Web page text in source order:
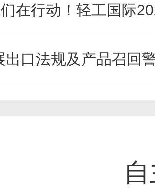
们在行动！轻工国际
出口法规及产品召回